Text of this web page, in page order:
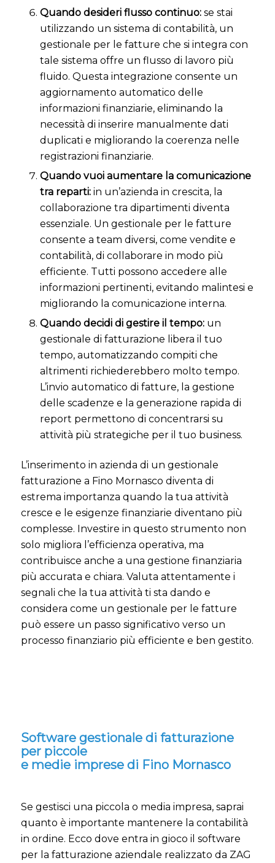
Quando desideri flusso continuo:se stai
utilizzando un sistema di contabilità, un
gestionale per le fatture che si integra con
tale sistema offre un flusso di lavoro più
fluido. Questa integrazione consente un
aggiornamento automatico delle
informazioni finanziarie, eliminando la
necessità di inserire manualmente dati
duplicati e migliorando la coerenza nelle
registrazioni finanziarie.
Quando vuoi aumentare la comunicazione
tra reparti:in un’azienda in crescita, la
collaborazione tra dipartimenti diventa
essenziale. Un gestionale per le fatture
consente a team diversi, come vendite e
contabilità, di collaborare in modo più
efficiente. Tutti possono accedere alle
informazioni pertinenti, evitando malintesi e
migliorando la comunicazione interna.
Quando decidi di gestire il tempo:un
gestionale di fatturazione libera il tuo
tempo, automatizzando compiti che
altrimenti richiederebbero molto tempo.
L’invio automatico di fatture, la gestione
delle scadenze e la generazione rapida di
report permettono di concentrarsi su
attività più strategiche per il tuo business.
L’inserimento in azienda di un gestionale
fatturazione a Fino Mornasco diventa di
estrema importanza quando la tua attività
cresce e le esigenze finanziarie diventano più
complesse. Investire in questo strumento non
solo migliora l’efficienza operativa, ma
contribuisce anche a una gestione finanziaria
più accurata e chiara. Valuta attentamente i
segnali che la tua attività ti sta dando e
considera come un gestionale per le fatture
può essere un passo significativo verso un
processo finanziario più efficiente e ben gestito.
Software gestionale di fatturazione
per piccole
e medie imprese di Fino Mornasco
Se gestisci una piccola o media impresa, saprai
quanto è importante mantenere la contabilità
in ordine. Ecco dove entra in gioco il software
per la fatturazione aziendale realizzato da ZAG